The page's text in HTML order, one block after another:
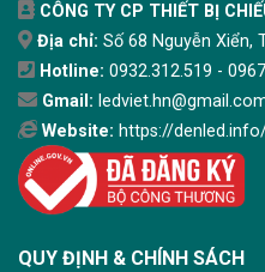
CÔNG TY CP THIẾT BỊ
Địa chỉ: Số 68 Nguyễn Xiển,
Hotline: 0932.312.519 -
Gmail:
Website: https://
QUY ĐỊNH & CHÍNH SÁCH